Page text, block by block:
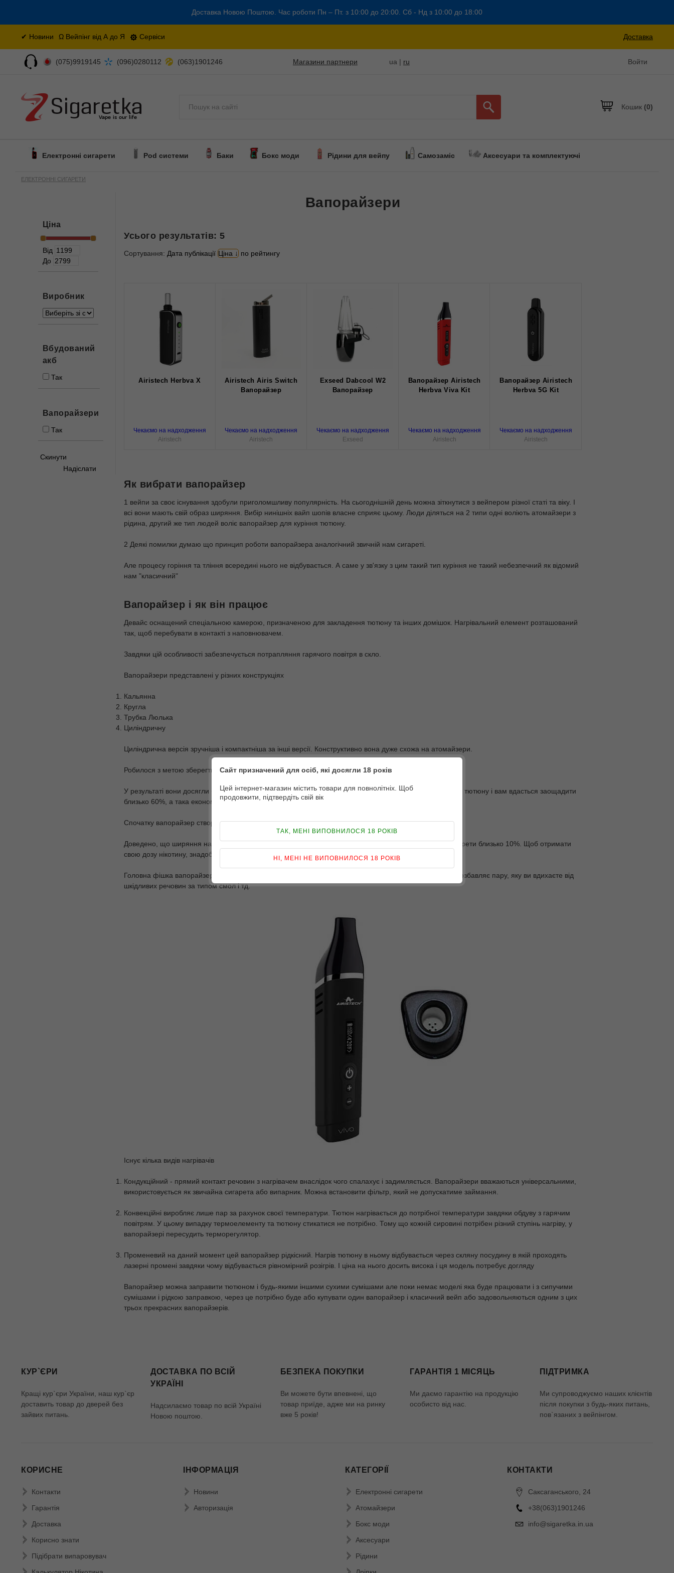
Доставка Новою Поштою. Час роботи Пн – Пт. з 10:00 до 20:00. Сб - Нд з 10:00 до 18:00
✔ Новини Ω Вейпінг від А до Я Сервіси Доставка
(075)9919145 (096)0280112 (063)1901246 Магазини партнери ua | ru Войти
Кошик (0)
Електронні сигарети Pod системи Баки Бокс моди Рідини для вейпу Самозаміс Аксесуари та комплектуючі
ЕЛЕКТРОННІ СИГАРЕТИ
Ціна
Від
До
Виробник
Вбудований
акб
Так
Вапорайзери
Так
Скинути
Надіслати
Вапорайзери
Усього результатів: 5
Сортування: Дата публікації Ціна по рейтингу
Airistech Herbva X
Чекаємо на надходження
Airistech
Airistech Airis Switch
Вапорайзер
Чекаємо на надходження
Airistech
Exseed Dabcool W2
Вапорайзер
Чекаємо на надходження
Exseed
Вапорайзер Airistech
Herbva Viva Kit
Чекаємо на надходження
Airistech
Вапорайзер Airistech
Herbva 5G Kit
Чекаємо на надходження
Airistech
Як вибрати вапорайзер
1 вейпи за своє існування здобули приголомшливу популярність. На сьогоднішній день можна зіткнутися з вейпером різної статі та віку. І
всі вони мають свій образ ширяння. Вибір нинішніх вайп шопів власне сприяє цьому. Люди діляться на 2 типи одні воліють атомайзери з
рідина, другий же тип людей воліє вапорайзер для куріння тютюну.
2 Деякі помилки думаю що принцип роботи вапорайзера аналогічний звичній нам сигареті.
Але процесу горіння та тління всередині нього не відбувається. А саме у зв'язку з цим такий тип куріння не такий небезпечний як відомий
нам "класичний"
Вапорайзер і як він працює
Девайс оснащений спеціальною камерою, призначеною для закладення тютюну та інших домішок. Нагрівальний елемент розташований
так, щоб перебувати в контакті з наповнювачем.
Завдяки цій особливості забезпечується потрапляння гарячого повітря в скло.
Вапорайзери представлені у різних конструкціях
Кальянна
Кругла
Трубка Люлька
Циліндричну
Циліндрична версія зручніша і компактніша за інші версії. Конструктивно вона дуже схожа на атомайзери.
Робилося з метою зберегти здоров'я курця від канцеронних речовин.
У результаті вони досягли більшого результату. Використовуючи вапорайзер ви споживатимете менше тютюну і вам вдасться заощадити
близько 60%, а така економія буде до душі кожному.
Спочатку вапорайзер створювали, щоб допомогти курцям кинути палити надійно і комфортно.
Доведено, що ширяння набагато м'якше куріння. Число діючих речовин у парі 89%-94%, а в димі сигарети близько 10%. Щоб отримати
свою дозу нікотину, знадобиться менше затяжок.
Головна фішка вапорайзера - наявність водного бар'єру. Водяний бар'єр це своєрідний фільтр який позбавляє пару, яку ви вдихаєте від
шкідливих речовин за типом смол і тд.
Існує кілька видів нагрівачів
Кондукційний - прямий контакт речовин з нагрівачем внаслідок чого спалахує і задимляється. Вапорайзери вважаються універсальними,
використовується як звичайна сигарета або випарник. Можна встановити фільтр, який не допускатиме займання.
Конвекційні виробляє лише пар за рахунок своєї температури. Тютюн нагрівається до потрібної температури завдяки обдуву з гарячим
повітрям. У цьому випадку термоелементу та тютюну стикатися не потрібно. Тому що кожній сировині потрібен різний ступінь нагріву, у
вапорайзері пересудить терморегулятор.
Променевий на даний момент цей вапорайзер рідкісний. Нагрів тютюну в ньому відбувається через скляну посудину в якій проходять
лазерні промені завдяки чому відбувається рівномірний розігрів. І ціна на нього досить висока і ця модель потребує догляду
Вапорайзер можна заправити тютюном і будь-якими іншими сухими сумішами але поки немає моделі яка буде працювати і з сипучими
сумішами і рідкою заправкою, через це потрібно буде або купувати один вапорайзер і класичний вейп або задовольняються одним з цих
трьох прекрасних вапорайзерів.
КУР`ЄРИ
Кращі кур`єри України, наш кур`єр
доставить товар до дверей без
зайвих питань.
ДОСТАВКА ПО ВСІЙ
УКРАЇНІ
Надсилаємо товар по всій Україні
Новою поштою.
БЕЗПЕКА ПОКУПКИ
Ви можете бути впевнені, що
товар приїде, адже ми на ринку
вже 5 років!
ГАРАНТІЯ 1 МІСЯЦЬ
Ми даємо гарантію на продукцію
особисто від нас.
ПІДТРИМКА
Ми супроводжуємо наших клієнтів
після покупки з будь-яких питань,
пов`язаних з вейпінгом.
КОРИСНЕ
Контакти
Гарантія
Доставка
Корисно знати
Підібрати випаровувач
ІНФОРМАЦІЯ
Новини
Авторизація
КАТЕГОРІЇ
Електронні сигарети
Атомайзери
Бокс моди
Аксесуари
Рідини
КОНТАКТИ
Саксаганського, 24
+38(063)1901246
info@sigaretka.in.ua
Сайт призначений для осіб, які досягли 18 років
Цей інтернет-магазин містить товари для повнолітніх. Щоб
продовжити, підтвердіть свій вік
ТАК, МЕНІ ВИПОВНИЛОСЯ 18 РОКІВ
НІ, МЕНІ НЕ ВИПОВНИЛОСЯ 18 РОКІВ